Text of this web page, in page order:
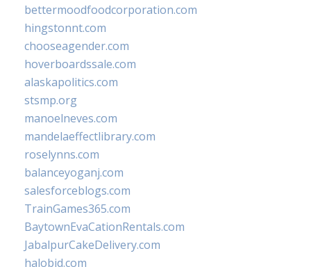
bettermoodfoodcorporation.com
hingstonnt.com
chooseagender.com
hoverboardssale.com
alaskapolitics.com
stsmp.org
manoelneves.com
mandelaeffectlibrary.com
roselynns.com
balanceyoganj.com
salesforceblogs.com
TrainGames365.com
BaytownEvaCationRentals.com
JabalpurCakeDelivery.com
halobjd.com